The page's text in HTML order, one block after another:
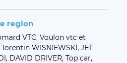
region
VTC, Voulon vtc et
WISNIEWSKI, JET
DAVID DRIVER, Top car,